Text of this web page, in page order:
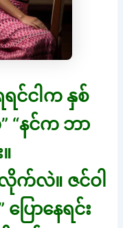
ရင်ငါက နှစ်
“နင်က ဘာ
လဲ။ ဇင်ဝါ
ောနေရင်း